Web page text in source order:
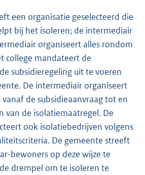
een organisatie geselecteerd die
bij het isoleren; de intermediair
organiseert alles rondom
college mandateert de
subsidieregeling uit te voeren
De intermediair organiseert
de subsidieaanvraag tot en
van de isolatiemaatregel. De
ook isolatiebedrijven volgens
De gemeente streeft
bewoners op deze wijze te
drempel om te isoleren te